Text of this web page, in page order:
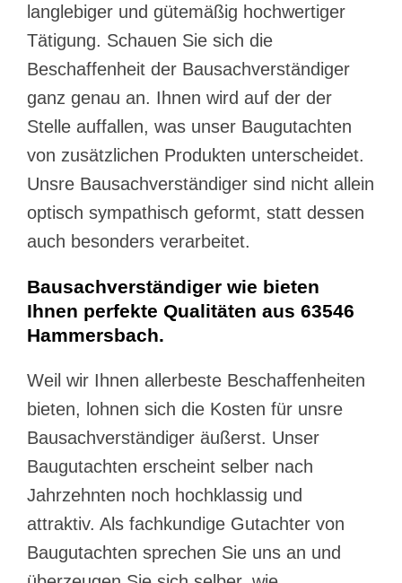
langlebiger und gütemäßig hochwertiger
Tätigung. Schauen Sie sich die
Beschaffenheit der Bausachverständiger
ganz genau an. Ihnen wird auf der der
Stelle auffallen, was unser Baugutachten
von zusätzlichen Produkten unterscheidet.
Unsre Bausachverständiger sind nicht allein
optisch sympathisch geformt, statt dessen
auch besonders verarbeitet.
Bausachverständiger wie bieten
Ihnen perfekte Qualitäten aus 63546
Hammersbach.
Weil wir Ihnen allerbeste Beschaffenheiten
bieten, lohnen sich die Kosten für unsre
Bausachverständiger äußerst. Unser
Baugutachten erscheint selber nach
Jahrzehnten noch hochklassig und
attraktiv. Als fachkundige Gutachter von
Baugutachten sprechen Sie uns an und